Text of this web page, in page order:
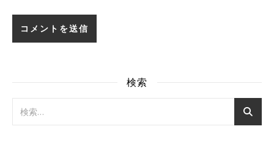
検索